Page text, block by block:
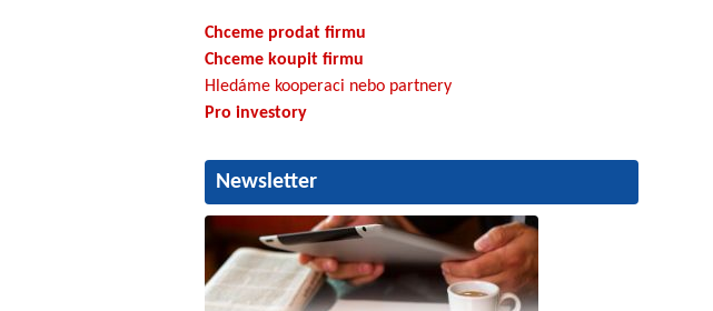
Chceme prodat firmu
Chceme koupit firmu
Hledáme kooperaci nebo partnery
Pro investory
Newsletter